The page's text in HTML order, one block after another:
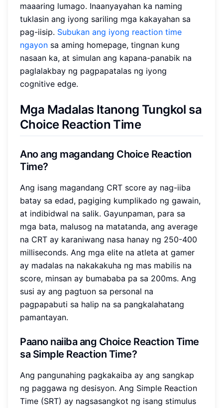
maaaring lumago. Inaanyayahan ka naming
tuklasin ang iyong sariling mga kakayahan sa
pag-iisip. Subukan ang iyong reaction time
ngayon sa aming homepage, tingnan kung
nasaan ka, at simulan ang kapana-panabik na
paglalakbay ng pagpapatalas ng iyong
cognitive edge.
Mga Madalas Itanong Tungkol sa
Choice Reaction Time
Ano ang magandang Choice Reaction
Time?
Ang isang magandang CRT score ay nag-iiba
batay sa edad, pagiging kumplikado ng gawain,
at indibidwal na salik. Gayunpaman, para sa
mga bata, malusog na matatanda, ang average
na CRT ay karaniwang nasa hanay ng 250-400
milliseconds. Ang mga elite na atleta at gamer
ay madalas na nakakakuha ng mas mabilis na
score, minsan ay bumababa pa sa 200ms. Ang
susi ay ang pagtuon sa personal na
pagpapabuti sa halip na sa pangkalahatang
pamantayan.
Paano naiiba ang Choice Reaction Time
sa Simple Reaction Time?
Ang pangunahing pagkakaiba ay ang sangkap
ng paggawa ng desisyon. Ang Simple Reaction
Time (SRT) ay nagsasangkot ng isang stimulus